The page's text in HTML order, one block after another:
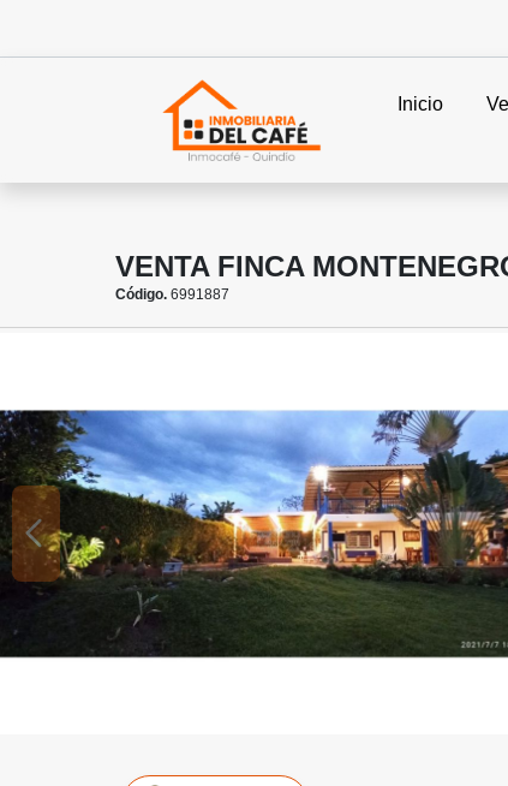
Inicio
VENTA FINCA
Código. 6991887